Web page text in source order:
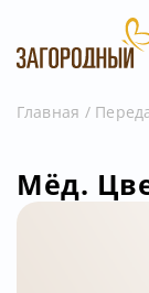
Главная
Мёд.